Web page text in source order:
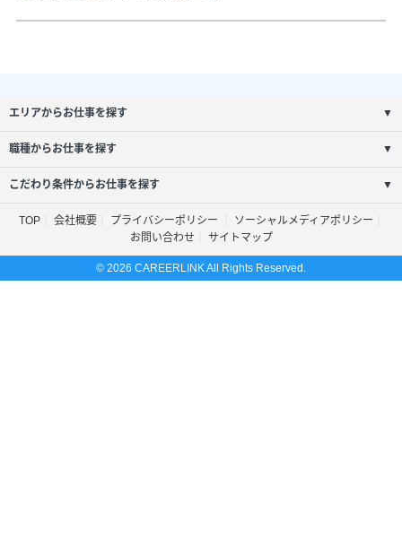
エリアからお仕事を探す ▼
職種からお仕事を探す ▼
こだわり条件からお仕事を探す ▼
TOP 会社概要 プライバシーポリシー
ソーシャルメディアポリシー
お問い合わせ
サイトマップ
© 2026 CAREERLINK All Rights Reserved.